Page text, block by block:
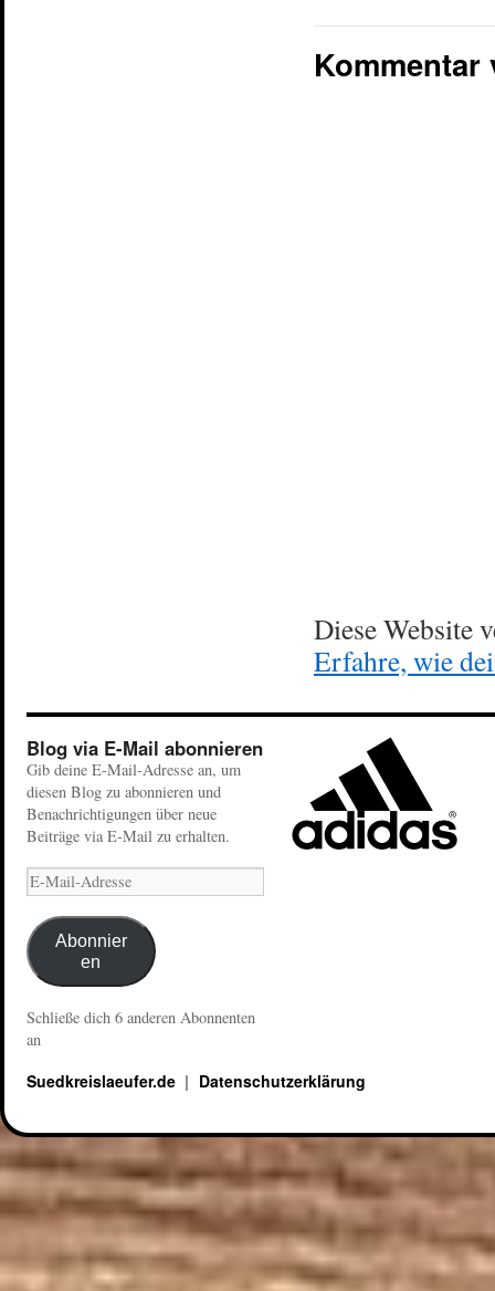
Kommentar
Diese Website
Erfahre, wie
Blog via E-Mail abonnieren
Gib deine E-Mail-Adresse an, um
diesen Blog zu abonnieren und
Benachrichtigungen über neue
Beiträge via E-Mail zu erhalten.
Abonnier
en
Schließe dich 6 anderen Abonnenten
an
Suedkreislaeufer.de Datenschutzerklärung